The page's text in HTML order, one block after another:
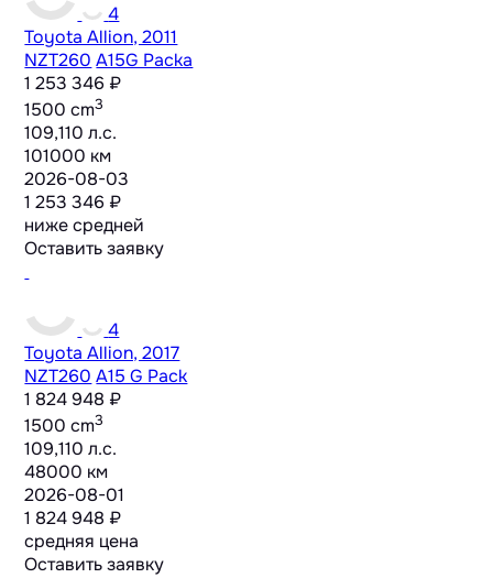
4
Toyota Allion, 2011
NZT260 A15G Packa
1 253 346 ₽
1500 cm3
109,110 л.с.
101000 км
2026-08-03
1 253 346 ₽
ниже средней
Оставить заявку
4
Toyota Allion, 2017
NZT260 A15 G Pack
1 824 948 ₽
1500 cm3
109,110 л.с.
48000 км
2026-08-01
1 824 948 ₽
средняя цена
Оставить заявку